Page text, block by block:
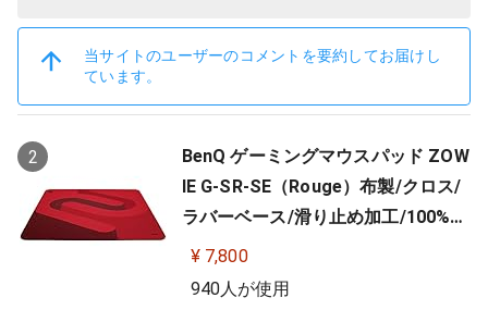
当サイトのユーザーのコメントを要約してお届けし
ています。
2
BenQ ゲーミングマウスパッド ZOW
IE G-SR-SE（Rouge）布製/クロス/
ラバーベース/滑り止め加工/100%フ
ルフラット/3.5mm
¥ 7,800
940人が使用